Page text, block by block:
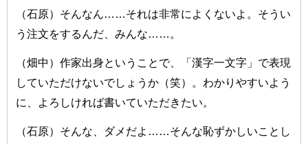
（石原）そんなん……それは非常によくないよ。そうい
う注文をするんだ、みんな……。
（畑中）作家出身ということで、「漢字一文字」で表現
していただけないでしょうか（笑）。わかりやすいよう
に、よろしければ書いていただきたい。
（石原）そんな、ダメだよ……そんな恥ずかしいことし